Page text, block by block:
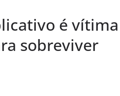
é vítima
sobreviver